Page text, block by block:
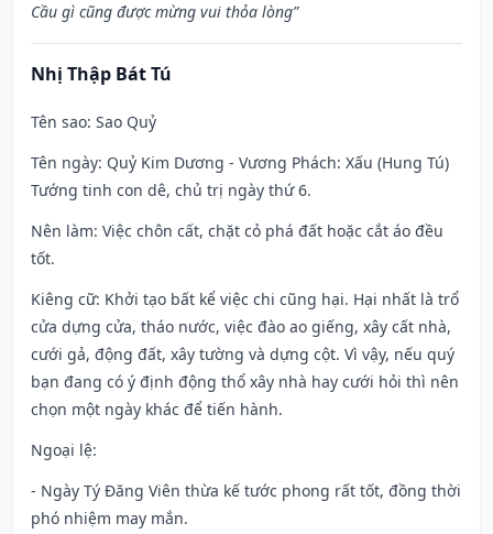
Cầu gì cũng được mừng vui thỏa lòng”
Nhị Thập Bát Tú
Tên sao: Sao Quỷ
Tên ngày: Quỷ Kim Dương - Vương Phách: Xấu (Hung Tú)
Tướng tinh con dê, chủ trị ngày thứ 6.
Nên làm: Việc chôn cất, chặt cỏ phá đất hoặc cắt áo đều
tốt.
Kiêng cữ: Khởi tạo bất kể việc chi cũng hại. Hại nhất là trổ
cửa dựng cửa, tháo nước, việc đào ao giếng, xây cất nhà,
cưới gả, động đất, xây tường và dựng cột. Vì vậy, nếu quý
bạn đang có ý định động thổ xây nhà hay cưới hỏi thì nên
chọn một ngày khác để tiến hành.
Ngoại lệ:
- Ngày Tý Đăng Viên thừa kế tước phong rất tốt, đồng thời
phó nhiệm may mắn.